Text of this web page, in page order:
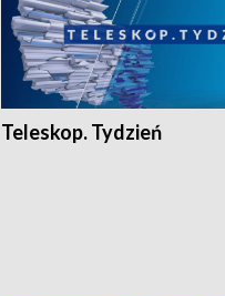
Teleskop. Tydzień